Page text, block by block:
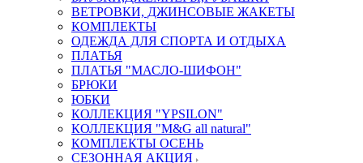
ВЕТРОВКИ, ДЖИНСОВЫЕ ЖАКЕТЫ
КОМПЛЕКТЫ
ОДЕЖДА ДЛЯ СПОРТА И ОТДЫХА
ПЛАТЬЯ
ПЛАТЬЯ "МАСЛО-ШИФОН"
БРЮКИ
ЮБКИ
КОЛЛЕКЦИЯ "YPSILON"
КОЛЛЕКЦИЯ "M&G all natural"
КОМПЛЕКТЫ ОСЕНЬ
СЕЗОННАЯ АКЦИЯ